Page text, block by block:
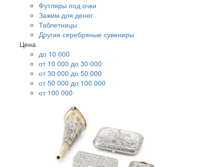
Футляры под очки
Зажим для денег
Таблетницы
Другие серебряные сувениры
Цена
до 10 000
от 10 000 до 30 000
от 30 000 до 50 000
от 50 000 до 100 000
от 100 000